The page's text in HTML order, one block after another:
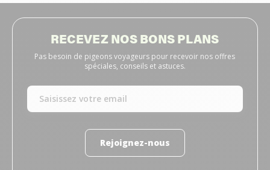
RECEVEZ NOS BONS PLANS
Pas besoin de pigeons voyageurs pour recevoir nos offres
spéciales, conseils et astuces.
Rejoignez-nous